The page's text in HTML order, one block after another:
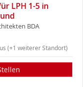
LPH 1-5 in
BDA
(+1 weiterer Standort)